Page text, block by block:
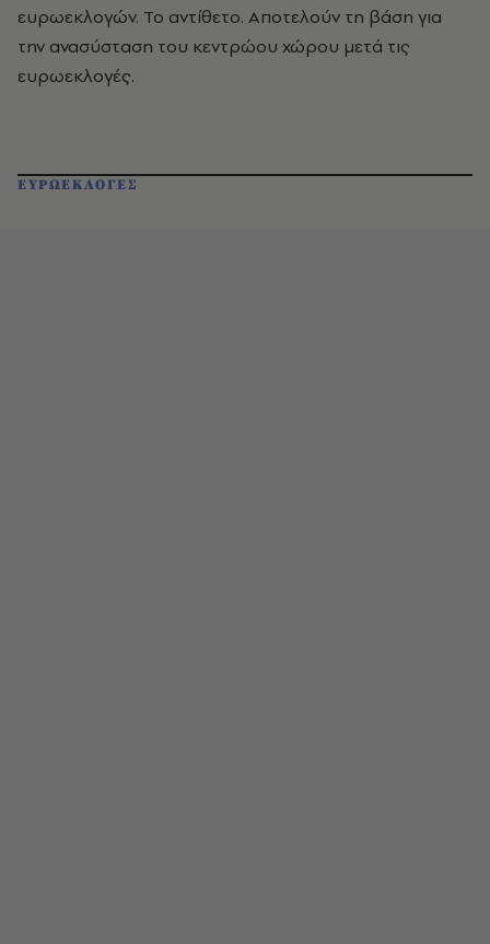
ευρωεκλογών. Το αντίθετο. Αποτελούν τη βάση για
την ανασύσταση του κεντρώου χώρου μετά τις
ευρωεκλογές.
ΕΥΡΩΕΚΛΟΓΕΣ